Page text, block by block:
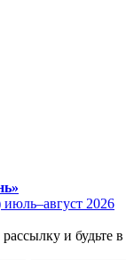
2026
и будьте в